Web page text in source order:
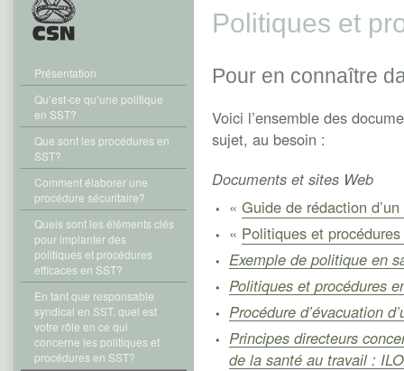
Présentation
Qu’est-ce qu’une politique
en SST?
Que sont les procédures en
SST?
Comment élaborer une
procédure sécuritaire?
Quels sont les éléments clés
pour implanter des
politiques et procédures
efficaces en SST?
En tant que responsable
syndical en SST, quel est
votre rôle en ce qui
concerne les politiques et
procédures en SST?
Politiques et
Pour en connaître
Voici l’ensemble des
sujet, au besoin :
Documents et sites Web
« Guide de rédaction
« Politiques et
Exemple de politique en
Politiques et procédures
Procédure d’évacuation
Principes directeurs
de la santé au travail :